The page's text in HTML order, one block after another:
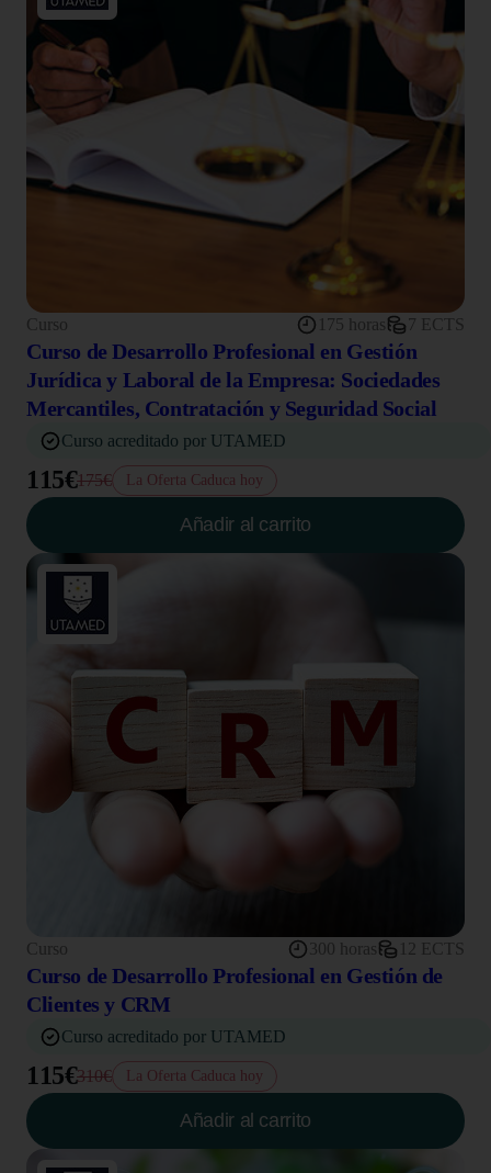
Curso 175 horas 7 ECTS
Curso de Desarrollo Profesional en Gestión
Jurídica y Laboral de la Empresa: Sociedades
Mercantiles, Contratación y Seguridad Social
Curso acreditado por UTAMED
115€175€ La Oferta Caduca hoy
Añadir al carrito
Curso 300 horas 12 ECTS
Curso de Desarrollo Profesional en Gestión de
Clientes y CRM
Curso acreditado por UTAMED
115€310€ La Oferta Caduca hoy
Añadir al carrito